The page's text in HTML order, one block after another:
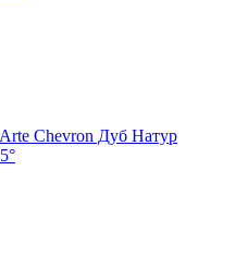
Chevron Дуб Натур